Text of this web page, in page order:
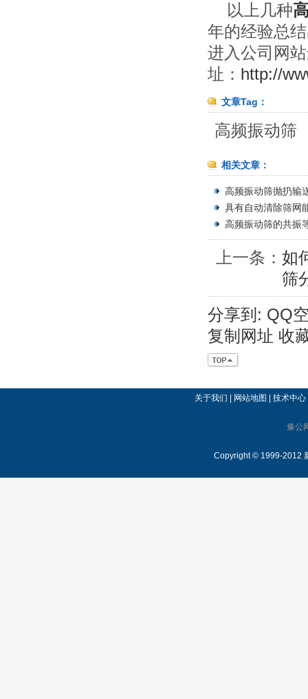
以上几种
年的经验总
进入公司网
址： http://
文章Tag：
高频振动筛
相关文章：
高频振动筛抛扔输
具有自动清除筛网
高频振动筛的共振
上一条： 如
筛
分享到: QQ
复制网址 收
关于我们 网站地图 技术中心
豫公
Copyright © 1999-2012